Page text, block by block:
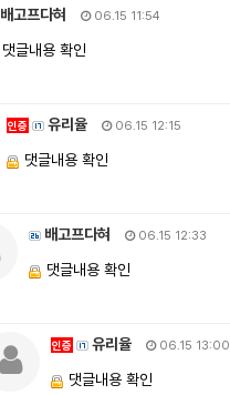
배고프다혀 06.15 11:54
댓글내용 확인
인증 유리율 06.15 12:15
댓글내용 확인
배고프다혀 06.15 12:33
댓글내용 확인
인증 유리율 06.15 13:00
댓글내용 확인